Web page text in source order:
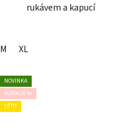
rukávem a kapucí
M XL
NOVINKA
SLEVA 20 %
LÉTO